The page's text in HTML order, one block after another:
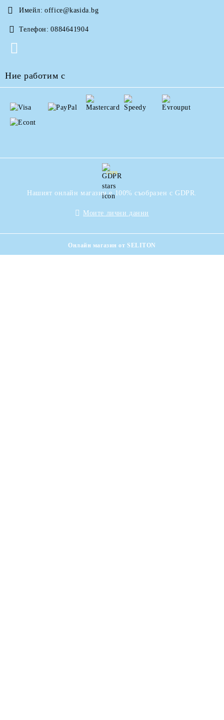
Имейл: office@kasida.bg
Телефон: 0884641904
Ние работим с
GDPR
Нашият онлайн магазин е 100% съобразен с GDPR.
Моите лични данни
Онлайн магазин от SELITON